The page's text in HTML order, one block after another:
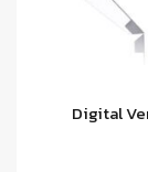
Digital